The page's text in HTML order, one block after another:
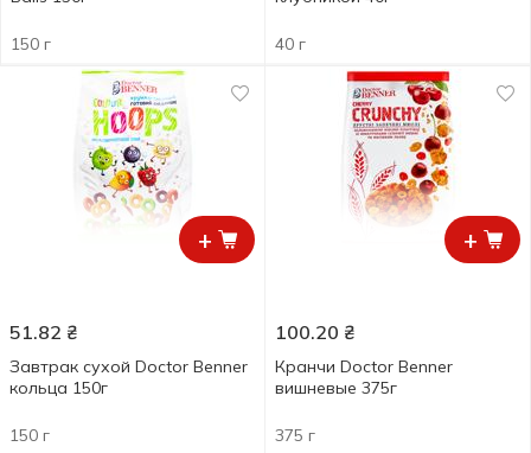
150 г 40 г
+
51.82 ₴
Завтрак сухой Doctor Benner
кольца 150г
150 г
+
100.20 ₴
Кранчи Doctor Benner
вишневые 375г
375 г